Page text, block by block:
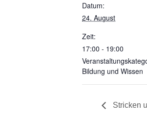
Datum:
24. August
Zeit:
17:00 - 19:00
Bildung und Wissen
Stricken